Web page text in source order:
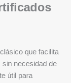
que facilita
necesidad de
útil para